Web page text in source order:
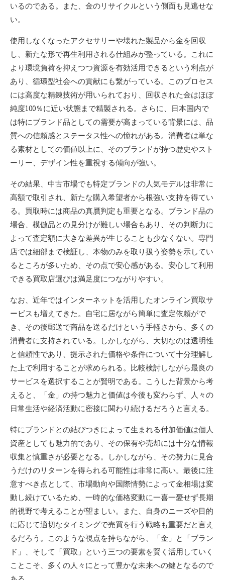
いるのである。また、金のリサイクルという側面も見逃せな
い。
使用しなくなったアクセサリーや壊れた製品から金を回収
し、新たな形で再生利用される仕組みが整っている。これに
より環境負荷を抑えつつ資源を有効活用できるという利点が
あり、循環型社会への貢献にも繋がっている。このプロセス
には高度な精錬技術が用いられており、回収された金はほぼ
純度100％に近い状態まで精製される。さらに、日本国内で
は特にブランド品としての需要が高まっている背景には、品
質への信頼感とステータス性への憧れがある。消費者は単な
る素材としての価値以上に、そのブランドが持つ歴史やスト
ーリー、デザイン性を重視する傾向が強い。
その結果、中古市場でも特定ブランドの人気モデルは非常に
高額で取引され、新たな購入希望者から根強い支持を得てい
る。買取時には商品の真贋判定も重要となる。ブランド品の
場合、模倣品との見分けが難しい場合もあり、その判断力に
よって査定額に大きな差異が生じることも少なくない。専門
店では細部まで検証し、本物のみを取り扱う姿勢を示してい
るところが多いため、その点で安心感がある。安心して利用
できる買取店選びは満足度につながりやすい。
なお、近年ではインターネットを活用したオンライン買取サ
ービスも増えてきた。自宅に居ながら簡単に査定依頼がで
き、その後郵送で商品を送るだけという手軽さから、多くの
消費者に支持されている。しかしながら、大切なのは透明性
と信頼性であり、提示された価格や条件について十分理解し
た上で利用することが求められる。比較検討しながら最良の
サービスを選択することが賢明である。こうした背景から考
えると、「金」の持つ魅力と価値は今後も変わらず、人々の
日常生活や経済活動に密接に関わり続けるだろうと言える。
特にブランドとの結びつきによって生まれる付加価値は個人
資産としても魅力的であり、その保有や売却には十分な情報
収集と慎重さが必要となる。しかしながら、その努力に見合
うだけのリターンを得られる可能性は非常に高い。最後に注
意すべき点として、市場動向や国際情勢によって金相場は変
動し続けているため、一時的な価格変動に一喜一憂せず長期
的視野で考えることが望ましい。また、自身のニーズや目的
に応じて適切なタイミングで売買を行う戦略も重要だと言え
るだろう。このような視点を持ちながら、「金」と「ブラン
ド」、そして「買取」という三つの要素を賢く活用していく
ことこそ、多くの人々にとって豊かな未来への鍵となるので